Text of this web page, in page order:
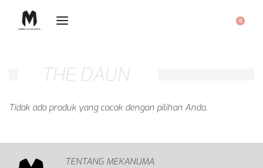
0
THE DAUN
Tidak ada produk yang cocok dengan pilihan Anda.
TENTANG MEKANUMA